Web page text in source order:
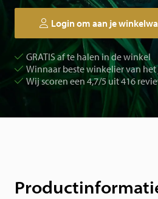
Login om aan je
GRATIS af te halen in de winkel
Winnaar beste winkelier van het
Wij scoren een 4,7/5 uit 416